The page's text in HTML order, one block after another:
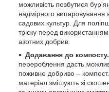
можливість позбутися
надмірного випаровування
садових культур. Для
тріску перед
азотних добрив.
Додавання до компосту.
перероблення дасть
поживне добриво –
матеріал змішують зі